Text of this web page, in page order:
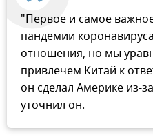
"Первое и самое
пандемии
отношения, но мы
привлечем Китай к
он сделал Америке из-
уточнил он.